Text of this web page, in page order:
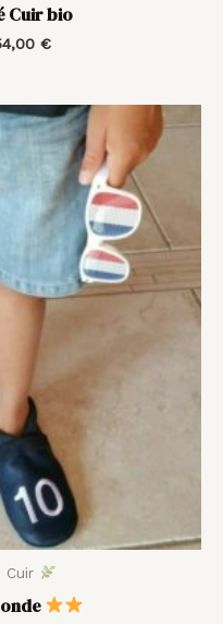
Cuir bio
€
Cuir
Plage
de
prix :
41,00 €
à
54,00 €